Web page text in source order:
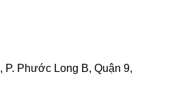
Phước Long B, Quận 9,